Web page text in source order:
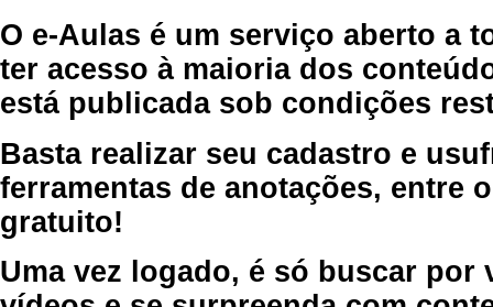
O e-Aulas é um serviço aberto a
ter acesso à maioria dos
está publicada sob condições
Basta realizar seu cadastro e
ferramentas de anotações, entre
gratuito!
Uma vez logado, é só buscar por